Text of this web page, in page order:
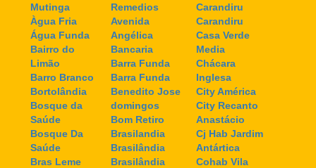
Mutinga
Àgua Fria
Água Funda
Bairro do
Limão
Barro Branco
Bortolândia
Bosque da
Saúde
Bosque Da
Saúde
Bras Leme
Remedios
Avenida
Angélica
Bancaria
Barra Funda
Barra Funda
Benedito Jose
domingos
Bom Retiro
Brasilandia
Brasilândia
Brasilândia
Carandiru
Carandiru
Casa Verde
Media
Chácara
Inglesa
City América
City Recanto
Anastácio
Cj Hab Jardim
Antártica
Cohab Vila